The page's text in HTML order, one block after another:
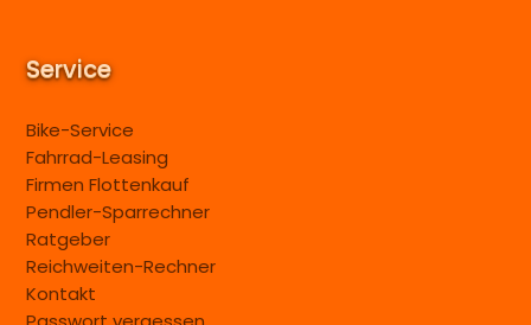
Service
Bike-Service
Fahrrad-Leasing
Firmen Flottenkauf
Pendler-Sparrechner
Ratgeber
Reichweiten-Rechner
Kontakt